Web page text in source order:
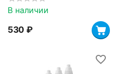
В наличии
‍530‍ ₽